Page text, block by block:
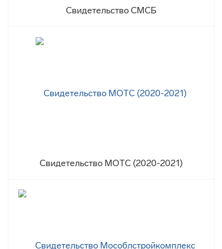
Свидетельство СМСБ
Свидетельство МОТС (2020-2021)